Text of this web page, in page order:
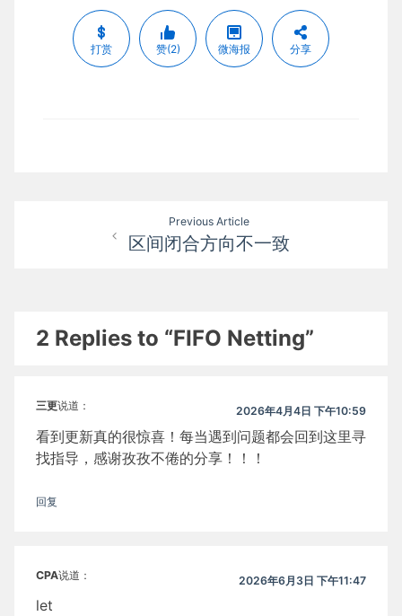
打赏 赞(2) 微海报 分享
Previous Article
区间闭合方向不一致
2 Replies to “FIFO Netting”
三更说道： 2026年4月4日 下午10:59
看到更新真的很惊喜！每当遇到问题都会回到这里寻
找指导，感谢孜孜不倦的分享！！！
回复
CPA说道： 2026年6月3日 下午11:47
let